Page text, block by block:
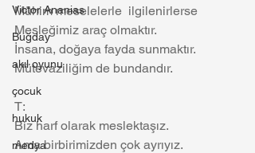
Victor Ananias
Buğday
akıl oyunu
çocuk
hukuk
medya
Mühim meselelerle  ilgilenirlerse
Mesleğimiz araç olmaktır.
İnsana, doğaya fayda sunmaktır.
Mütevaziliğim de bundandır.
T:
Biz harf olarak meslektaşız.
Ama birbirimizden çok ayrıyız.